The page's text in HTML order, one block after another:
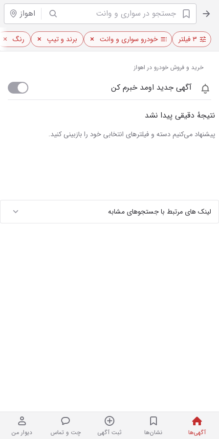
اهواز
آگهی‌ها نشان‌ها ثبت آگهی چت و تماس دیوار من
۳ فیلتر خودرو سواری و وانت برند و تیپ رنگ
خرید و فروش خودرو در اهواز
آگهی جدید اومد خبرم کن
نتیجهٔ دقیقی پیدا نشد
پیشنهاد می‌کنیم دسته و فیلترهای انتخابی خود را بازبینی کنید.
لینک های مرتبط با جستجوهای مشابه